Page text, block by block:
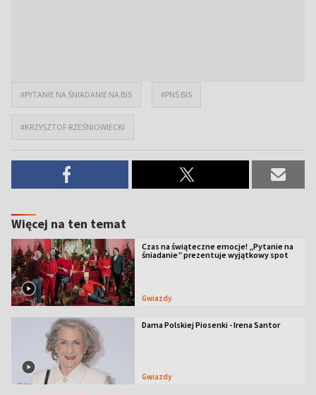
#PYTANIE NA ŚNIADANIE NA BIS #PNŚ BIS
#KRZYSZTOF RZEŚNIOWIECKI
Więcej na ten temat
Czas na świąteczne emocje! „Pytanie na
śniadanie” prezentuje wyjątkowy spot
Gwiazdy
Dama Polskiej Piosenki - Irena Santor
Gwiazdy